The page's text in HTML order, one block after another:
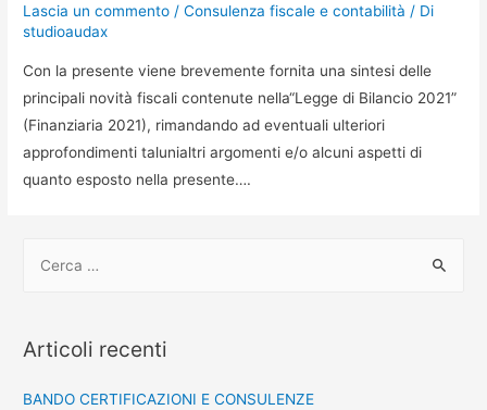
Lascia un commento /Consulenza fiscale e contabilità / Di
studioaudax
Con la presente viene brevemente fornita una sintesi delle
principali novità fiscali contenute nella“Legge di Bilancio 2021”
(Finanziaria 2021), rimandando ad eventuali ulteriori
approfondimenti talunialtri argomenti e/o alcuni aspetti di
quanto esposto nella presente….
Articoli recenti
BANDO CERTIFICAZIONI E CONSULENZE